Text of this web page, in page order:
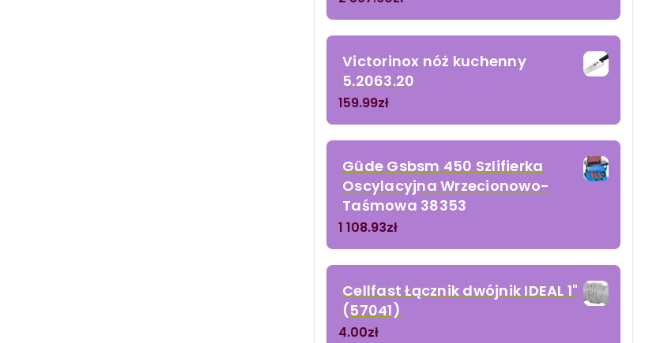
Victorinox nóż kuchenny
5.2063.20
159.99zł
Güde Gsbsm 450 Szlifierka
Oscylacyjna Wrzecionowo-
Taśmowa 38353
1 108.93zł
Cellfast Łącznik dwójnik IDEAL 1"
(57041)
4.00zł